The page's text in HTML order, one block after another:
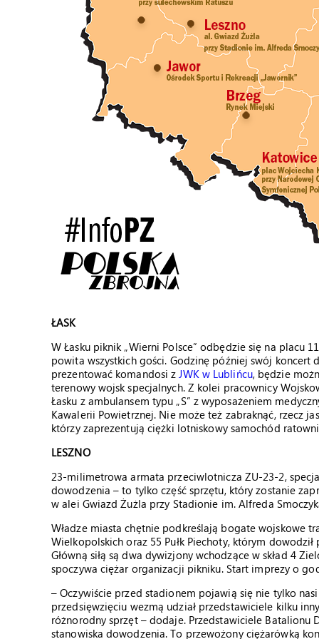
ŁASK
W Łasku piknik „Wierni Polsce” odbędzie się na placu
powita wszystkich gości. Godzinę później swój koncert
prezentować komandosi zJWK w Lublińcu, będzie
terenowy wojsk specjalnych. Z kolei pracownicy
Łasku z ambulansem typu „S” z wyposażeniem
Kawalerii Powietrznej. Nie może też zabraknąć, rzecz
którzy zaprezentują ciężki lotniskowy samochód
LESZNO
23-milimetrowa armata przeciwlotnicza ZU-23-2,
dowodzenia – to tylko część sprzętu, który zostanie
w alei Gwiazd Żużla przy Stadionie im. Alfreda
Władze miasta chętnie podkreślają bogate wojskowe
Wielkopolskich oraz 55 Pułk Piechoty, którym
Główną siłą są dwa dywizjony wchodzące w skład 4
spoczywa ciężar organizacji pikniku. Start imprezy o
– Oczywiście przed stadionem pojawią się nie tylko
przedsięwzięciu wezmą udział przedstawiciele kilku
różnorodny sprzęt – dodaje. Przedstawiciele Batalionu
stanowiska dowodzenia. To przewożony ciężarówką